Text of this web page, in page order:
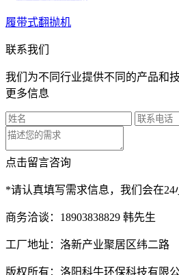
履带式翻抛机
联系我们
我们为不同行业提供不同的产品和
更多信息
点击留言咨询
*请认真填写需求信息，我们会在24
商务洽谈：18903838829 韩先生
工厂地址：洛新产业聚居区纬二路
版权所有：洛阳科牛环保科技有限